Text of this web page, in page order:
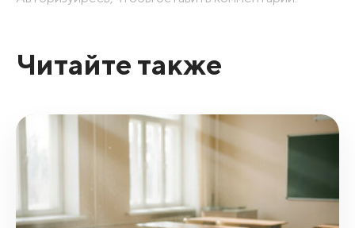
Читайте также